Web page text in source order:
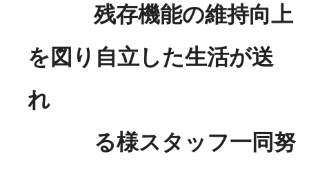
残存機能の維持向上
を図り自立した生活が送
れ
る様スタッフ一同努